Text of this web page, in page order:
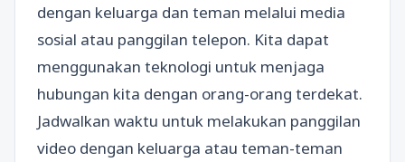
dengan keluarga dan teman melalui media
sosial atau panggilan telepon. Kita dapat
menggunakan teknologi untuk menjaga
hubungan kita dengan orang-orang terdekat.
Jadwalkan waktu untuk melakukan panggilan
video dengan keluarga atau teman-teman